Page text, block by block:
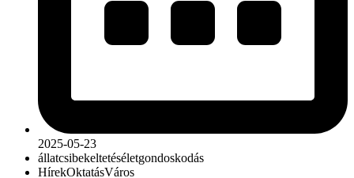
2025-05-23
állatcsibekeltetéséletgondoskodás
HírekOktatásVáros